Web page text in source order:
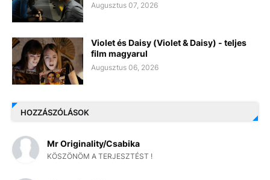
Augusztus 07, 2026
Violet és Daisy (Violet & Daisy) - teljes
film magyarul
Augusztus 06, 2026
HOZZÁSZÓLÁSOK
Mr Originality/Csabika
KÖSZÖNÖM A TERJESZTÉST !